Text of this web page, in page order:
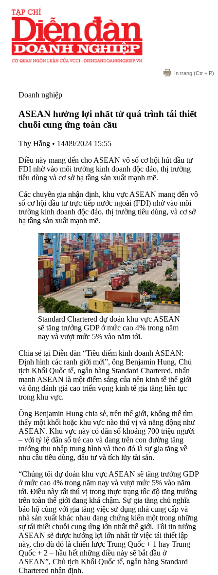
In trang (Ctr + P)
Doanh nghiệp
ASEAN hưởng lợi nhất từ quá trình tái thiết
chuỗi cung ứng toàn cầu
Thy Hằng • 14/09/2024 15:55
Điều này mang đến cho ASEAN vô số cơ hội hút đầu tư
FDI nhờ vào môi trường kinh doanh độc đáo, thị trường
tiêu dùng và cơ sở hạ tầng sản xuất mạnh mẽ.
Các chuyên gia nhận định, khu vực ASEAN mang đến vô
số cơ hội đầu tư trực tiếp nước ngoài (FDI) nhờ vào môi
trường kinh doanh độc đáo, thị trường tiêu dùng, và cơ sở
hạ tầng sản xuất mạnh mẽ.
Standard Chartered dự đoán khu vực ASEAN
sẽ tăng trưởng GDP ở mức cao 4% trong năm
nay và vượt mức 5% vào năm tới.
Chia sẻ tại Diễn đàn “Tiêu điểm kinh doanh ASEAN:
Định hình các ranh giới mới”, ông Benjamin Hung, Chủ
tịch Khối Quốc tế, ngân hàng Standard Chartered, nhấn
mạnh ASEAN là một điểm sáng của nền kinh tế thế giới
và ông đánh giá cao triển vọng kinh tế gia tăng liên tục
trong khu vực.
Ông Benjamin Hung chia sẻ, trên thế giới, không thể tìm
thấy một khối hoặc khu vực nào thú vị và năng động như
ASEAN. Khu vực này có dân số khoảng 700 triệu người
– với tỷ lệ dân số trẻ cao và đang trên con đường tăng
trưởng thu nhập trung bình và theo đó là sự gia tăng về
nhu cầu tiêu dùng, đầu tư và tích lũy tài sản.
“Chúng tôi dự đoán khu vực ASEAN sẽ tăng trưởng GDP
ở mức cao 4% trong năm nay và vượt mức 5% vào năm
tới. Điều này rất thú vị trong thực trạng tốc độ tăng trưởng
trên toàn thế giới đang khá chậm. Sự gia tăng chủ nghĩa
bảo hộ cùng với gia tăng việc sử dụng nhà cung cấp và
nhà sản xuất khác nhau đang chứng kiến một trong những
sự tái thiết chuỗi cung ứng lớn nhất thế giới. Tôi tin tưởng
ASEAN sẽ được hưởng lợi lớn nhất từ ​​việc tái thiết lập
này, cho dù đó là chiến lược Trung Quốc + 1 hay Trung
Quốc + 2 – hầu hết những điều này sẽ bắt đầu ở
ASEAN”, Chủ tịch Khối Quốc tế, ngân hàng Standard
Chartered nhận định.